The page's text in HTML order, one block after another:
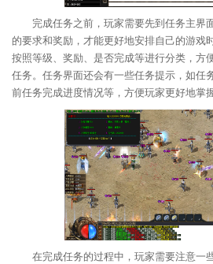
完成任务之前，玩家需要先到任务主界
的要求和奖励，才能更好地安排自己的游戏
按照等级、奖励、是否完成等进行分类，方
任务。任务界面还会有一些任务提示，如任
前任务完成进度情况等，方便玩家更好地掌
在完成任务的过程中，玩家需要注意一